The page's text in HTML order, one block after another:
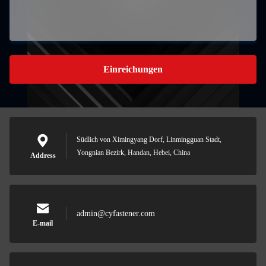
Einreichungen
Address
Südlich von Ximingyang Dorf, Linmingguan Stadt,
Yongnian Bezirk, Handan, Hebei, China
E-mail
admin@cyfastener.com